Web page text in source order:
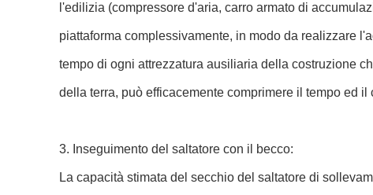
l'edilizia (compressore d'aria, carro armato di
piattaforma complessivamente, in modo da realizzare
tempo di ogni attrezzatura ausiliaria della costruzione
della terra, può efficacemente comprimere il tempo ed
3. Inseguimento del saltatore con il becco:
La capacità stimata del secchio del saltatore di